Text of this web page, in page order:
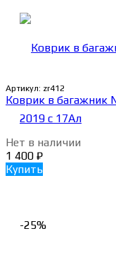
Артикул: zr412
Коврик в багажник
Нет в наличии
1 400 ₽
Купить
-25%